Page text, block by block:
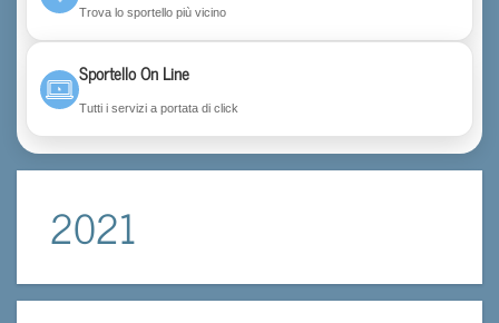
Trova lo sportello più vicino
Sportello On Line
Tutti i servizi a portata di click
2021